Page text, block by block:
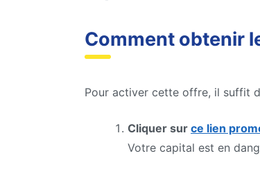
Comment obtenir
Pour activer cette offre, il suffit
Cliquer surce lien
Votre capital est en